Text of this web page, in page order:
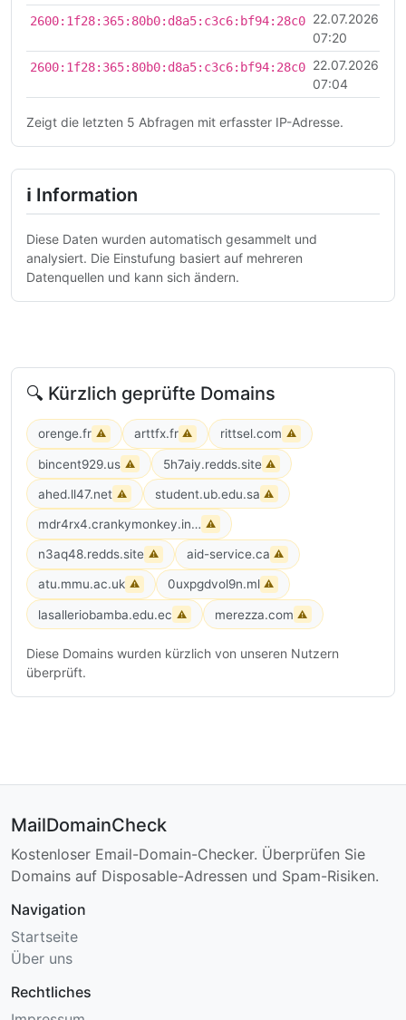
2600:1f28:365:80b0:d8a5:c3c6:bf94:28c0 22.07.2026
07:20
2600:1f28:365:80b0:d8a5:c3c6:bf94:28c0 22.07.2026
07:04
Zeigt die letzten 5 Abfragen mit erfasster IP-Adresse.
ℹ Information
Diese Daten wurden automatisch gesammelt und
analysiert. Die Einstufung basiert auf mehreren
Datenquellen und kann sich ändern.
🔍 Kürzlich geprüfte Domains
orenge.fr ⚠ arttfx.fr ⚠ rittsel.com ⚠
bincent929.us ⚠ 5h7aiy.redds.site ⚠
ahed.ll47.net ⚠ student.ub.edu.sa ⚠
mdr4rx4.crankymonkey.info ⚠
n3aq48.redds.site ⚠ aid-service.ca ⚠
atu.mmu.ac.uk ⚠ 0uxpgdvol9n.ml ⚠
lasalleriobamba.edu.ec ⚠ merezza.com ⚠
Diese Domains wurden kürzlich von unseren Nutzern
überprüft.
MailDomainCheck
Kostenloser Email-Domain-Checker. Überprüfen Sie
Domains auf Disposable-Adressen und Spam-Risiken.
Navigation
Startseite
Über uns
Rechtliches